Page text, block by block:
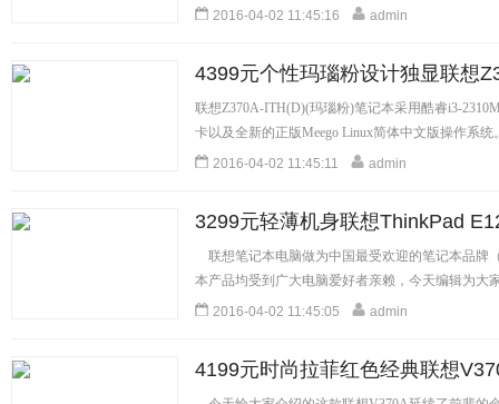
[详细]
2016-04-02 11:45:16 admin
4399元个性玛瑙粉设计独显联想
联想Z370A-ITH(D)(玛瑙粉)笔记本采用酷睿i3-
卡以及全新的正版Meego Linux简体中文版操作系
细] 2016-04-02 11:45:11 admin
3299元轻薄机身联想ThinkPad
联想笔记本电脑做为中国最受欢迎的笔记本品牌
本产品均受到广大电脑爱好者亲赖，今天编辑为大
[详细]
2016-04-02 11:45:05 admin
4199元时尚拉菲红色经典联想